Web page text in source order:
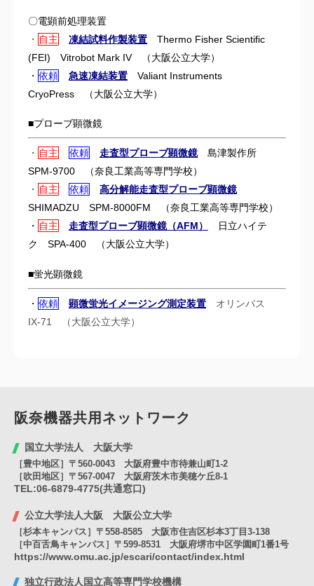
〇電顕前処理装置
・ 自主 凍結試料作製装置
Thermo Fisher Scientific
(FEI) Vitrobot Mark IV （大阪公立大学）
・ 依頼 急速凍結装置 Valiant Instruments
CryoPress （大阪公立大学）
■プローブ顕微鏡
・ 自主 依頼 走査型プローブ顕微鏡
島津製作所
SPM-9700 （奈良工業高等専門学校）
・ 自主 依頼
高分解能走査型プローブ顕微鏡
SHIMADZU SPM-8000FM （奈良工業高等専門学校）
・ 自主 走査型プローブ顕微鏡（AFM）
日立ハイテ
ク SPA-400 （大阪公立大学）
■蛍光顕微鏡
・ 依頼 顕微蛍光イメージング測定装置 オリンパス
IX-71 （大阪公立大学）
阪奈機器共用 ネットワーク
国立大学法人 大阪大学
［豊中地区］〒560-0043 大阪府豊中市待兼山町1-2
［吹田地区］〒567-0047 大阪府茨木市美穂ケ丘8-1
TEL:06-6879-4775(共通窓口)
公立大学法人大阪 大阪公立大学
［杉本キャンパス］〒558-8585 大阪市住吉区杉本3丁目3-138
［中百舌鳥キャンパス］〒599-8531 大阪府堺市中区学園町1番1号
https://www.omu.ac.jp/escari/contact/index.html
独立行政法人国立高等専門学校機構